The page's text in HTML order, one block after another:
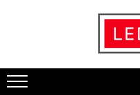
Candelabre
Lustre LED
Lampi gradina
Lampi solare
Panouri led
Spoturi led
In functie de destinatie
Iluminat living
Iluminat dormitor